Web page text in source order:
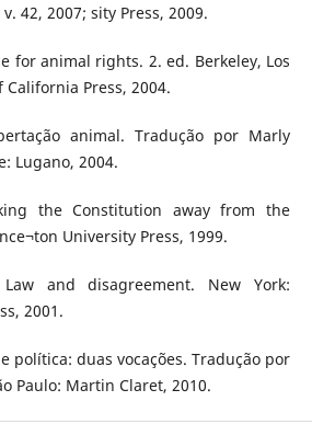
42, 2007; sity Press, 2009.
for animal rights. 2. ed. Berkeley, Los
Press, 2004.
animal. Tradução por Marly
Lugano, 2004.
the Constitution away from the
University Press, 1999.
Law and disagreement. New York:
2001.
e política: duas vocações. Tradução por
Paulo: Martin Claret, 2010.